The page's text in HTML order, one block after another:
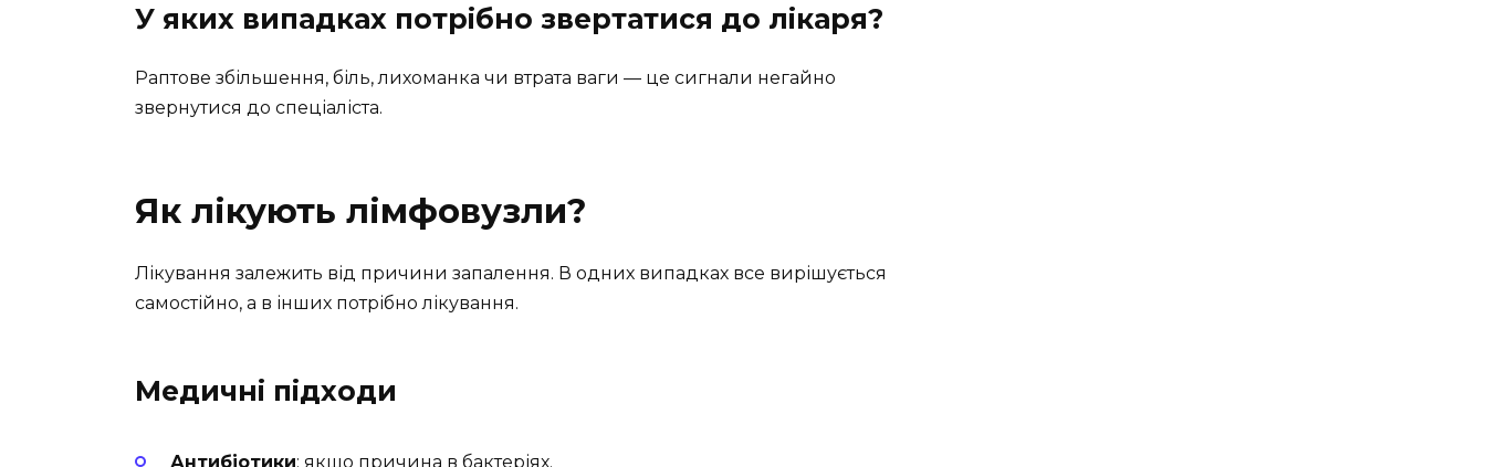
У яких випадках потрібно звертатися до лікаря?
Раптове збільшення, біль, лихоманка чи втрата ваги — це сигнали негайно
звернутися до спеціаліста.
Як лікують лімфовузли?
Лікування залежить від причини запалення. В одних випадках все вирішується
самостійно, а в інших потрібно лікування.
Медичні підходи
Антибіотики: якщо причина в бактеріях.